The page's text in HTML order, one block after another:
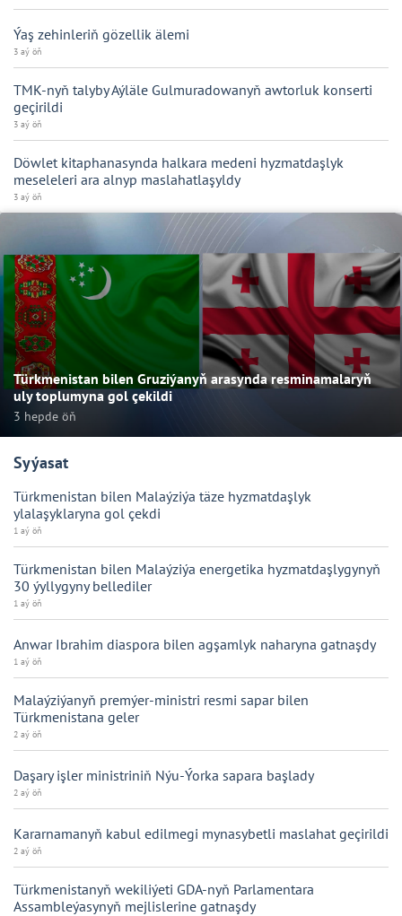
Ýaş zehinleriň gözellik älemi
3 aý öň
TMK-nyň talyby Aýläle Gulmuradowanyň awtorluk konserti
geçirildi
3 aý öň
Döwlet kitaphanasynda halkara medeni hyzmatdaşlyk
meseleleri ara alnyp maslahatlaşyldy
3 aý öň
Türkmenistan bilen Gruziýanyň arasynda resminamalaryň
uly toplumyna gol çekildi
3 hepde öň
Syýasat
Türkmenistan bilen Malaýziýa täze hyzmatdaşlyk
ylalaşyklaryna gol çekdi
1 aý öň
Türkmenistan bilen Malaýziýa energetika hyzmatdaşlygynyň
30 ýyllygyny bellediler
1 aý öň
Anwar Ibrahim diaspora bilen agşamlyk naharyna gatnaşdy
1 aý öň
Malaýziýanyň premýer-ministri resmi sapar bilen
Türkmenistana geler
2 aý öň
Daşary işler ministriniň Nýu-Ýorka sapara başlady
2 aý öň
Kararnamanyň kabul edilmegi mynasybetli maslahat geçirildi
2 aý öň
Türkmenistanyň wekiliýeti GDA-nyň Parlamentara
Assambleýasynyň mejlislerine gatnaşdy